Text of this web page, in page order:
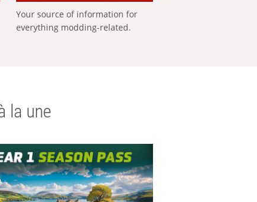
Your source of information for
everything modding-related.
la une